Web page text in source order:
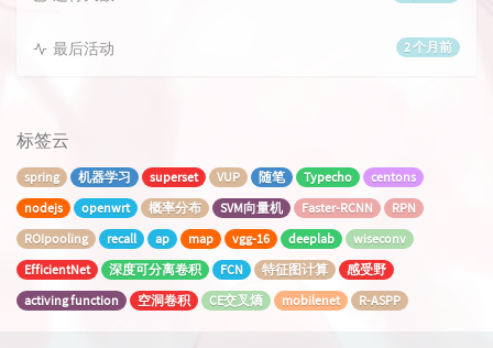
2 个月前
最后活动
标签云
spring 机器学习 superset VUP 随笔 Typecho
centons
nodejs
openwrt 概率分布 SVM向量机 Faster-RCNN
RPN
ROIpooling
recall ap map vgg-16 deeplab
wiseconv
EfficientNet
深度可分离卷积 FCN 特征图计算
感受野
activing function
空洞卷积 CE交叉熵 mobilenet R-ASPP